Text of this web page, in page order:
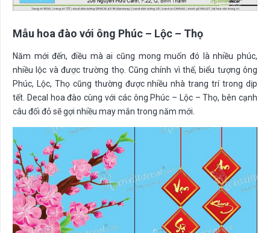
Mẫu hoa đào với ông Phúc – Lộc – Thọ
Năm mới đến, điều mà ai cũng mong muốn đó là nhiều phúc,
nhiều lộc và được trường thọ. Cũng chính vì thế, biểu tượng ông
Phúc, Lộc, Thọ cũng thường được nhiều nhà trang trí trong dịp
tết. Decal hoa đào cùng với các ông Phúc – Lộc – Thọ, bên cạnh
câu đối đỏ sẽ gợi nhiều may mắn trong năm mới.